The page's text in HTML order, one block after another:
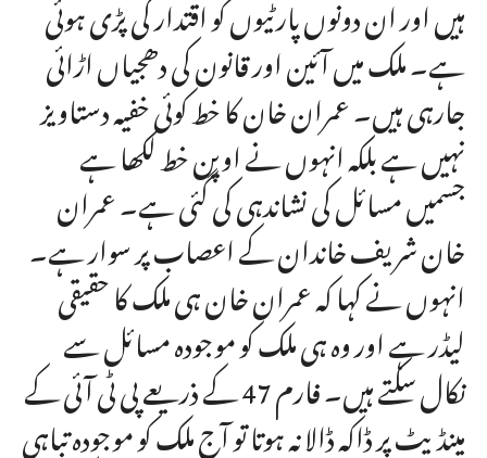
ہے۔ ملک میں آئین اور قانون کی دھجیاں اڑائی
جارہی ہیں۔ عمران خان کا خط کوئی خفیہ دستاویز
نہیں ہے بلکہ انہوں نے اوپن خط لکھا ہے
جسمیں مسائل کی نشاندہی کی گئی ہے۔ عمران
خان شریف خاندان کے اعصاب پر سوار ہے۔
انہوں نے کہا کہ عمران خان ہی ملک کا حقیقی
لیڈر ہے اور وہ ہی ملک کو موجودہ مسائل سے
نکال سکتے ہیں۔ فارم 47 کے ذریعے پی ٹی آئی کے
مینڈیٹ پر ڈاکہ ڈالا نہ ہوتا تو آج ملک کو موجودہ تباہی